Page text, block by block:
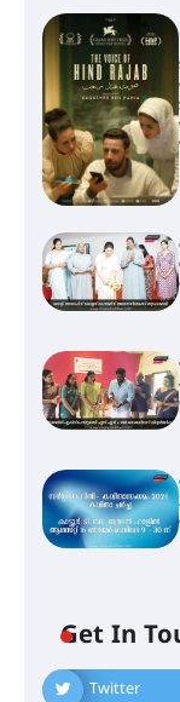
Get In
Twitter